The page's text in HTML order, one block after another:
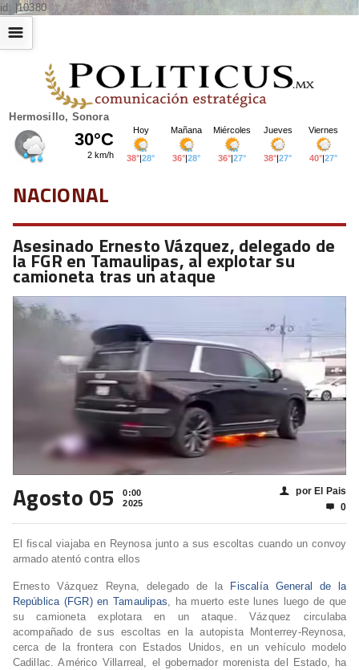
id: |10380
Hermosillo, Sonora
☰
NACIONAL
Asesinado Ernesto Vázquez, delegado de
la FGR en Tamaulipas, al explotar su
camioneta tras un ataque
Agosto 05
0:00
2025
👤 por El Pais
 0
El fiscal viajaba en Reynosa junto a sus escoltas cuando un convoy
armado atentó contra ellos
Ernesto Vázquez Reyna, delegado de la
Fiscalía General de la
República (FGR) en Tamaulipas, ha muerto este lunes luego de que
su camioneta explotara en un ataque. Vázquez circulaba
acompañado de sus escoltas en la autopista Monterrey-Reynosa,
cerca de la frontera con Estados Unidos, en un vehículo modelo
Cadillac. Américo Villarreal, el gobernador morenista del Estado, ha